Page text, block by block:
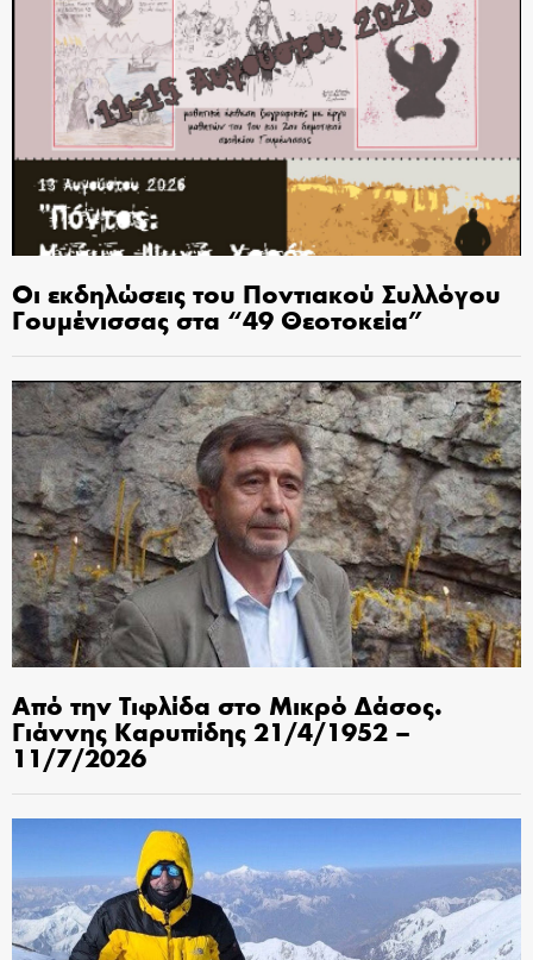
Οι εκδηλώσεις του Ποντιακού Συλλόγου
Γουμένισσας στα “49 Θεοτοκεία”
Από την Τιφλίδα στο Μικρό Δάσος.
Γιάννης Καρυπίδης 21/4/1952 –
11/7/2026